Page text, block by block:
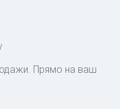
Прямо на ваш